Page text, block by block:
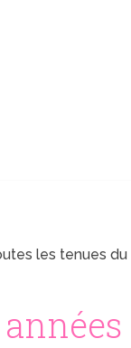
les tenues du